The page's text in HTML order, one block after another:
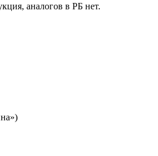
аналогов в РБ нет.